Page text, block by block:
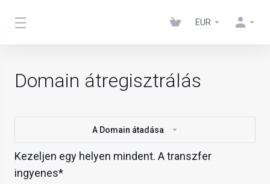
EUR
Domain átregisztrálás
A Domain átadása
Kezeljen egy helyen mindent. A transzfer
ingyenes*